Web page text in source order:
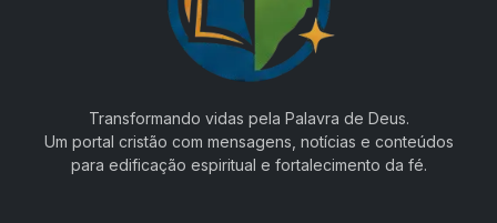
Transformando vidas pela Palavra de Deus.
Um portal cristão com mensagens, notícias e conteúdos
para edificação espiritual e fortalecimento da fé.